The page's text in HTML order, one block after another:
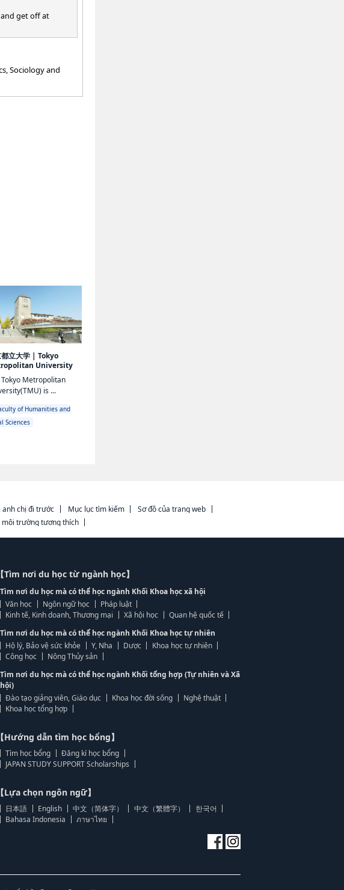
and get off at
Sociology and
立大学 |Tokyo
University
Metropolitan
is ...
of Humanities and
Sciences
anh chị đi trước Mục lục tìm kiếm
Sơ đồ của trang web
môi trường tương thích
【Tìm nơi du học từ ngành học】
Tìm nơi du học mà có thể học ngành Khối Khoa học xã hội
Văn học
Ngôn ngữ học
Pháp luật
Kinh tế, Kinh doanh, Thương mại
Xã hội học
Quan hệ quốc tế
Tìm nơi du học mà có thể học ngành Khối Khoa học tự nhiên
Hộ lý, Bảo vệ sức khỏe
Y, Nha Dược
Khoa học tự nhiên
Công học
Nông Thủy sản
Tìm nơi du học mà có thể học ngành Khối tổng hợp (Tự nhiên và Xã
hội)
Đào tạo giảng viên, Giáo dục
Khoa học đời sống
Nghệ thuật
Khoa học tổng hợp
【Hướng dẫn tìm học bổng】
Tìm học bổng
Đăng kí học bổng
JAPAN STUDY SUPPORT Scholarships
【Lựa chọn ngôn ngữ】
日本語 English 中文（简体字） 中文（繁體字）
한국어
Bahasa Indonesia
ภาษาไทย